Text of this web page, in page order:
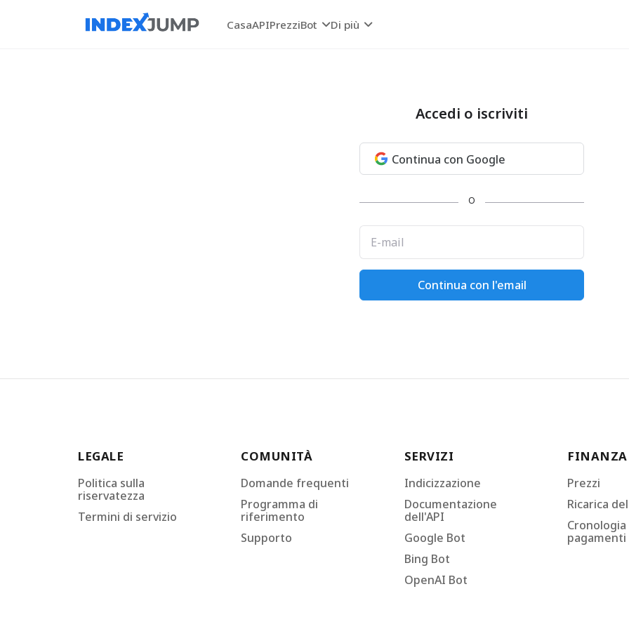
CasaAPIPrezziBot Di più
Accedi o iscriviti
Continua con Google
O
E-mail
Continua con l'email
LEGALE
Politica sulla
riservatezza
Termini di servizio
COMUNITÀ
Domande frequenti
Programma di
riferimento
Supporto
SERVIZI
Indicizzazione
Documentazione
dell'API
Google Bot
Bing Bot
OpenAI Bot
FINANZA
Prezzi
Ricarica
Cronologia
pagamenti